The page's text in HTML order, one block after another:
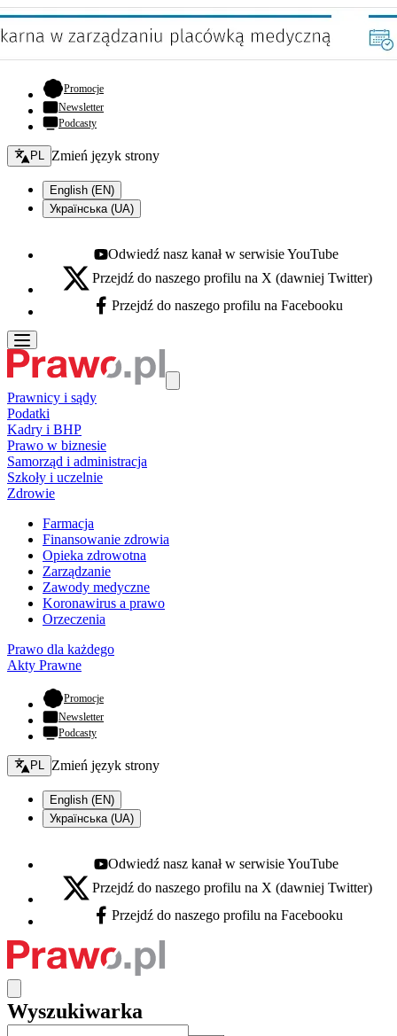
Promocje- otwiera się w nowej karcie
Newsletter
Podcasty
Zmień język - bieżący:
PL Zmień język strony
English (EN)
Українська (UA)
Youtube - otwiera się w nowej karcie
Odwiedź nasz kanał w serwisie YouTube
X - otwiera się w nowej karcie
Przejdź do naszego profilu na X (dawniej Twitter)
Facebook - otwiera się w nowej karcie
Przejdź do naszego profilu na Facebooku
Prawnicy i sądy
Podatki
Kadry i BHP
Prawo w biznesie
Samorząd i administracja
Szkoły i uczelnie
Zdrowie
Farmacja
Finansowanie zdrowia
Opieka zdrowotna
Zarządzanie
Zawody medyczne
Koronawirus a prawo
Orzeczenia
Prawo dla każdego
Akty Prawne
Promocje- otwiera się w nowej karcie
Newsletter
Podcasty
Zmień język - bieżący:
PL Zmień język strony
English (EN)
Українська (UA)
Youtube - otwiera się w nowej karcie
Odwiedź nasz kanał w serwisie YouTube
X - otwiera się w nowej karcie
Przejdź do naszego profilu na X (dawniej Twitter)
Facebook - otwiera się w nowej karcie
Przejdź do naszego profilu na Facebooku
Wyszukiwarka